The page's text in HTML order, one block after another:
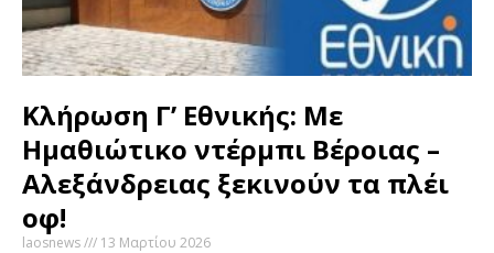
Κλήρωση Γ’ Εθνικής: Με
Ημαθιώτικο ντέρμπι Βέροιας –
Αλεξάνδρειας ξεκινούν τα πλέι
οφ!
laosnews 13 Μαρτίου 2026